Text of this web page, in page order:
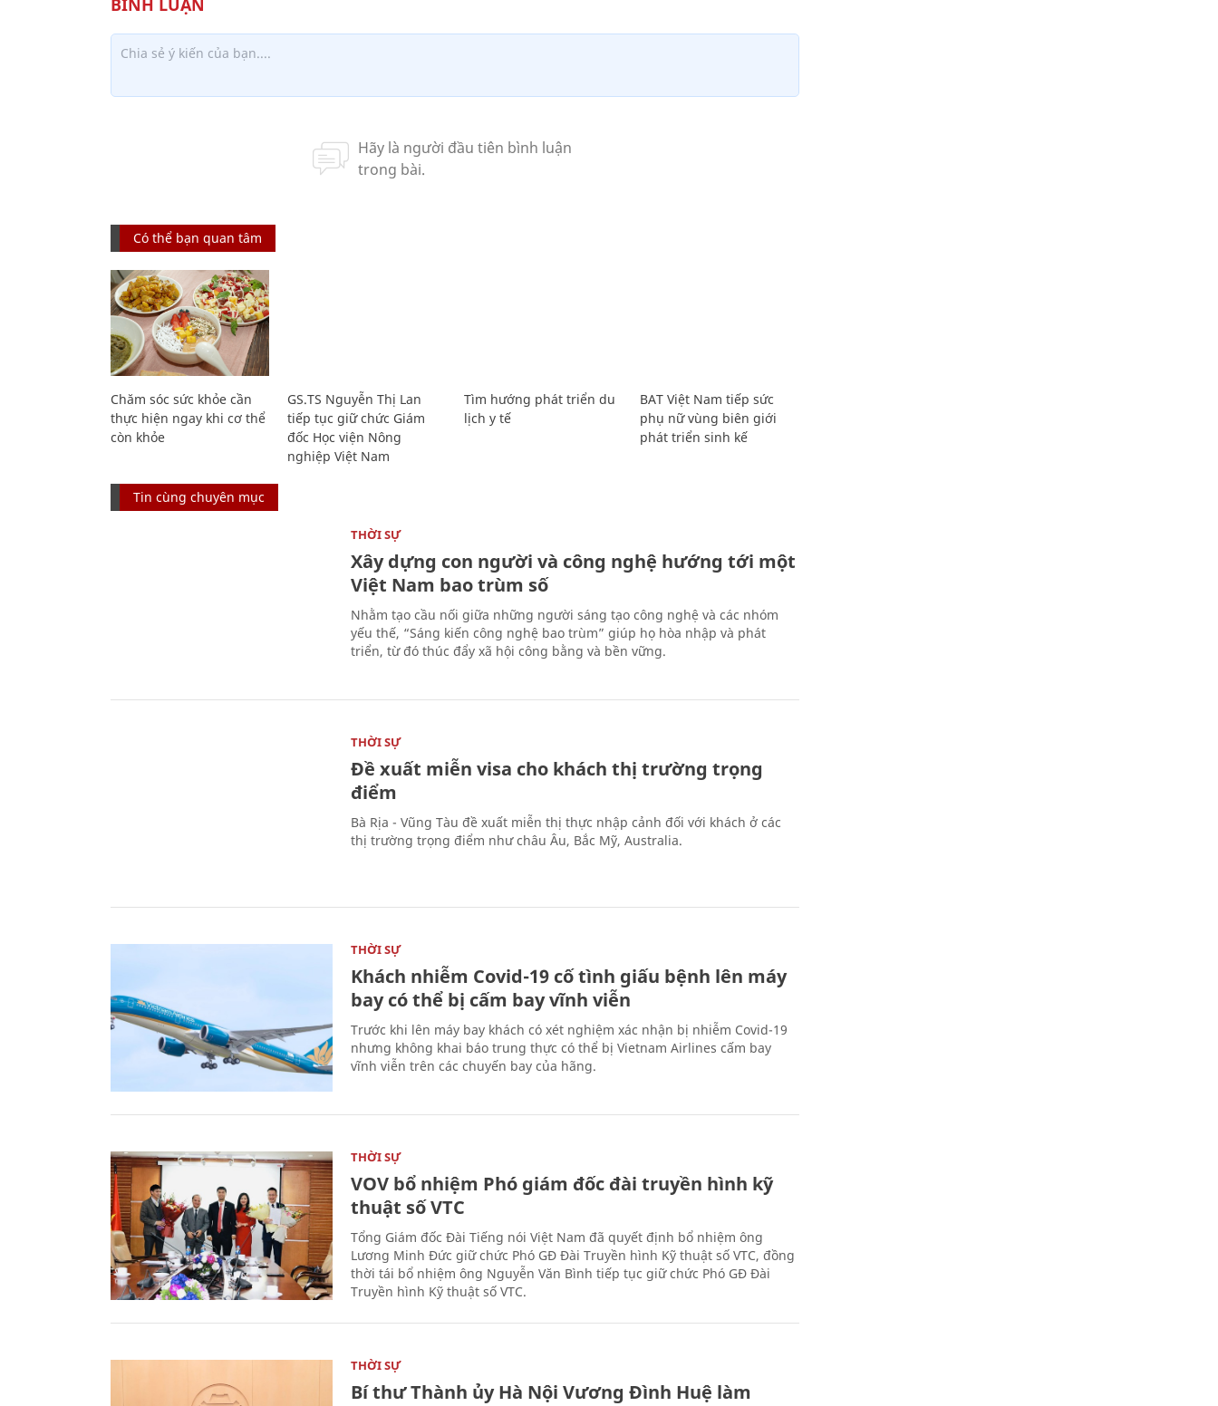
Có thể bạn quan tâm
Chăm sóc sức khỏe cần
thực hiện ngay khi cơ thể
còn khỏe
GS.TS Nguyễn Thị Lan
tiếp tục giữ chức Giám
đốc Học viện Nông
nghiệp Việt Nam
Tìm hướng phát triển du
lịch y tế
BAT Việt Nam tiếp sức
phụ nữ vùng biên giới
phát triển sinh kế
Tin cùng chuyên mục
THỜI SỰ
Xây dựng con người và công nghệ hướng tới một
Việt Nam bao trùm số
Nhằm tạo cầu nối giữa những người sáng tạo công nghệ và các nhóm
yếu thế, “Sáng kiến công nghệ bao trùm” giúp họ hòa nhập và phát
triển, từ đó thúc đẩy xã hội công bằng và bền vững.
THỜI SỰ
Đề xuất miễn visa cho khách thị trường trọng
điểm
Bà Rịa - Vũng Tàu đề xuất miễn thị thực nhập cảnh đối với khách ở các
thị trường trọng điểm như châu Âu, Bắc Mỹ, Australia.
THỜI SỰ
Khách nhiễm Covid-19 cố tình giấu bệnh lên máy
bay có thể bị cấm bay vĩnh viễn
Trước khi lên máy bay khách có xét nghiệm xác nhận bị nhiễm Covid-19
nhưng không khai báo trung thực có thể bị Vietnam Airlines cấm bay
vĩnh viễn trên các chuyến bay của hãng.
THỜI SỰ
VOV bổ nhiệm Phó giám đốc đài truyền hình kỹ
thuật số VTC
Tổng Giám đốc Đài Tiếng nói Việt Nam đã quyết định bổ nhiệm ông
Lương Minh Đức giữ chức Phó GĐ Đài Truyền hình Kỹ thuật số VTC, đồng
thời tái bổ nhiệm ông Nguyễn Văn Bình tiếp tục giữ chức Phó GĐ Đài
Truyền hình Kỹ thuật số VTC.
THỜI SỰ
Bí thư Thành ủy Hà Nội Vương Đình Huệ làm